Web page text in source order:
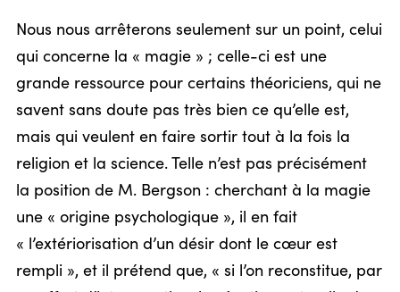
Nous nous arrêterons seulement sur un point, celui
qui concerne la « magie » ; celle-ci est une
grande ressource pour certains théoriciens, qui ne
savent sans doute pas très bien ce qu’elle est,
mais qui veulent en faire sortir tout à la fois la
religion et la science. Telle n’est pas précisément
la position de M. Bergson : cherchant à la magie
une « origine psychologique », il en fait
« l’extériorisation d’un désir dont le cœur est
rempli », et il prétend que, « si l’on reconstitue, par